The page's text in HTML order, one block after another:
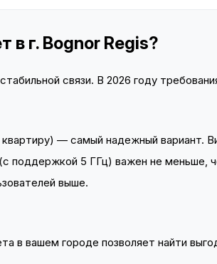
в г. Bognor Regis?
связи. В 2026 году
квартиру) — самый надежный вариант.
поддержкой 5 ГГц) важен не меньше,
выше.
в вашем городе позволяет найти